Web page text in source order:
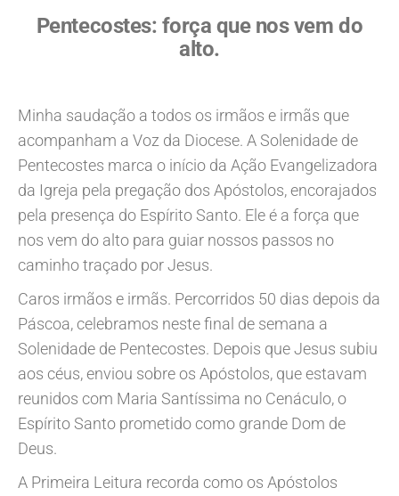
Pentecostes: força que nos vem do
alto.
Minha saudação a todos os irmãos e irmãs que
acompanham a Voz da Diocese. A Solenidade de
Pentecostes marca o início da Ação Evangelizadora
da Igreja pela pregação dos Apóstolos, encorajados
pela presença do Espírito Santo. Ele é a força que
nos vem do alto para guiar nossos passos no
caminho traçado por Jesus.
Caros irmãos e irmãs. Percorridos 50 dias depois da
Páscoa, celebramos neste final de semana a
Solenidade de Pentecostes. Depois que Jesus subiu
aos céus, enviou sobre os Apóstolos, que estavam
reunidos com Maria Santíssima no Cenáculo, o
Espírito Santo prometido como grande Dom de
Deus.
A Primeira Leitura recorda como os Apóstolos